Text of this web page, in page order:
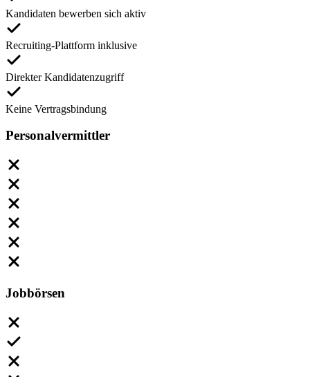
Kandidaten bewerben sich aktiv
Recruiting-Plattform inklusive
Direkter Kandidatenzugriff
Keine Vertragsbindung
Personalvermittler
Jobbörsen